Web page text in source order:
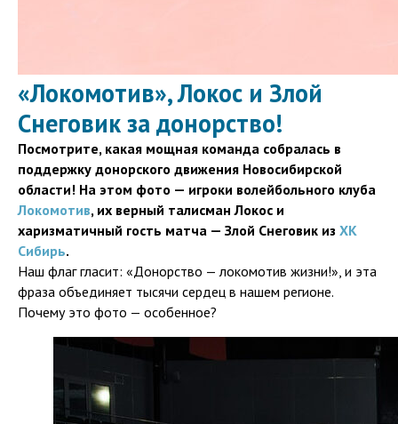
«Локомотив», Локос и Злой
Снеговик за донорство!
Посмотрите, какая мощная команда собралась в
поддержку донорского движения Новосибирской
области! На этом фото — игроки волейбольного клуба
Локомотив, их верный талисман Локос и
харизматичный гость матча — Злой Снеговик из ХК
Сибирь.
Наш флаг гласит: «Донорство — локомотив жизни!», и эта
фраза объединяет тысячи сердец в нашем регионе.
Почему это фото — особенное?